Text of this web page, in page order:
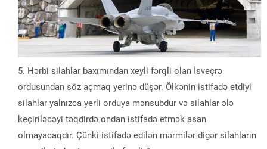
Hərbi silahlar baxımından xeyli fərqli olan İsveçrə
ordusundan söz açmaq yerinə düşər. Ölkənin istifadə etdiyi
silahlar yalnızca yerli orduya mənsubdur və silahlar ələ
keçiriləcəyi təqdirdə ondan istifadə etmək asan
olmayacaqdır. Çünki istifadə edilən mərmilər digər silahların